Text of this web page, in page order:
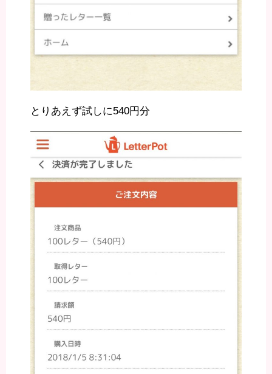
とりあえず試しに540円分